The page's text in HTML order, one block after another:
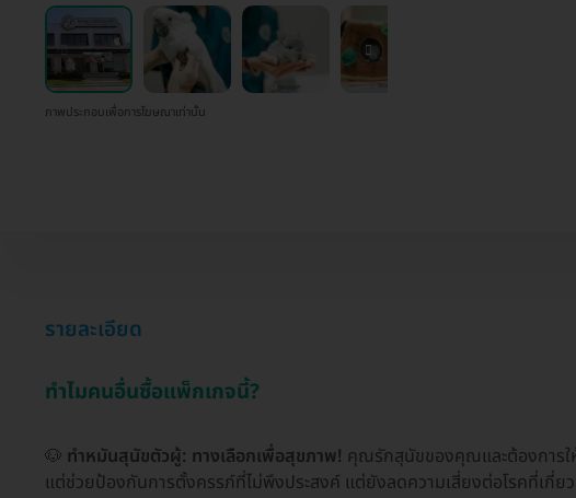
ภาพประกอบเพื่อการโฆษณาเท่านั้น
รายละเอียด
ทำไมคนอื่นซื้อแพ็กเกจนี้?
🐶 ทำหมันสุนัขตัวผู้: ทางเลือกเพื่อสุขภาพ! คุณรักสุนัขของคุณและต้องการใ
แต่ช่วยป้องกันการตั้งครรภ์ที่ไม่พึงประสงค์ แต่ยังลดความเสี่ยงต่อโรคที่เกี่